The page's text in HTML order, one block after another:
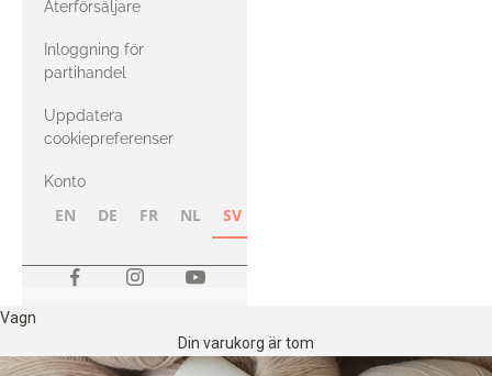
med Heavy
Merino
Återförsäljare
Inloggning för
partihandel
Uppdatera
cookiepreferenser
Konto
EN DE FR NL SV
Vagn
Din varukorg är tom